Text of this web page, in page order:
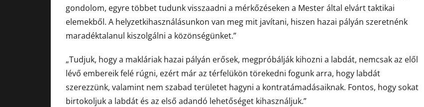
gondolom, egyre többet tudunk visszaadni a mérkőzéseken a Mester által elvárt taktikai
elemekből. A helyzetkihasználásunkon van meg mit javítani, hiszen hazai pályán szeretnénk
maradéktalanul kiszolgálni a közönségünket.”
„Tudjuk, hogy a makláriak hazai pályán erősek, megpróbálják kihozni a labdát, nemcsak az elől
lévő embereik felé rúgni, ezért már az térfelükön törekedni fogunk arra, hogy labdát
szerezzünk, valamint nem szabad területet hagyni a kontratámadásaiknak. Fontos, hogy sokat
birtokoljuk a labdát és az első adandó lehetőséget kihasználjuk.”